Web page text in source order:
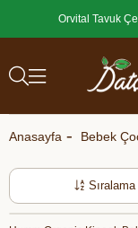
Orvital Tavuk
Anasayfa Bebek
Sıralama